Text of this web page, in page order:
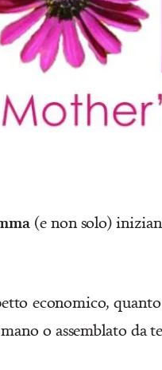
(e non solo)
economico,
o assemblato da